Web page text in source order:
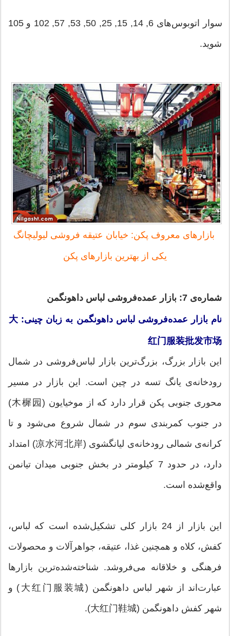
سوار اتوبوس‌های 6, 14, 15, 25, 50, 53, 57, 102 و 105
شوید.
بازارهای معروف پکن: خیابان عتیقه ‌فروشی لیولیچانگ
یکی از بهترین بازارهای پکن
شماره‌ی 7: بازار عمده‌فروشی لباس داهونگمن
نام بازار عمده‌فروشی لباس داهونگمن به زبان چینی: 大
红门服装批发市场
این بازار بزرگ، بزرگ‌ترین بازار لباس‌فروشی در شمال
رودخانه‌ی یانگ تسه در چین است. این بازار در مسیر
محوری جنوبی پکن قرار دارد که از موخیایون (木樨园)
در جنوب کمربندی سوم در شمال شروع می‌شود و تا
کرانه‌ی شمالی رودخانه‌ی لیانگشوی (凉水河北岸) امتداد
دارد، در حدود 7 کیلومتر در بخش جنوبی میدان تیانمن
واقع‌شده است.
این بازار از 24 بازار کلی تشکیل‌شده است که لباس،
کفش، کلاه و همچنین غذا، عتیقه، جواهرآلات و محصولات
فرهنگی و خلاقانه می‌فروشد. شناخته‌شده‌ترین بازارها
عبارت‌اند از شهر لباس داهونگمن (大红门服装城) و
شهر کفش داهونگمن (大红门鞋城).